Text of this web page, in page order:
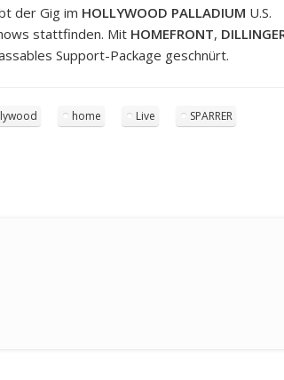
der Gig im HOLLYWOOD PALLADIUM U.S.
stattfinden. Mit HOMEFRONT,
Support-Package geschnürt.
home Live SPARRER